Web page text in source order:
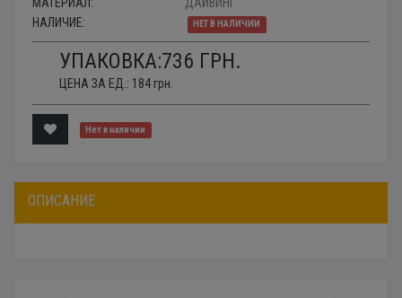
МАТЕРИАЛ:
ДАЙВИНГ
НАЛИЧИЕ:
НЕТ В НАЛИЧИИ
УПАКОВКА:736 ГРН.
ЦЕНА ЗА ЕД.: 184 грн.
Нет в наличии
ОПИСАНИЕ